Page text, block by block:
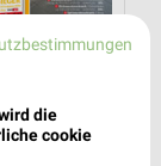
die
cookie